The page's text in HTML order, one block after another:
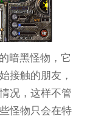
暗黑怪物，它
接触的朋友，
况，这样不管
怪物只会在特